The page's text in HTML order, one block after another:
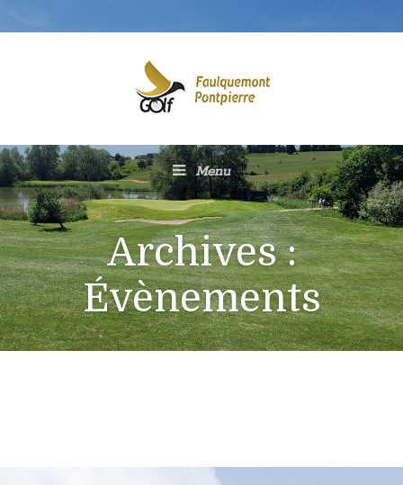
Menu
Archives :
Évènements